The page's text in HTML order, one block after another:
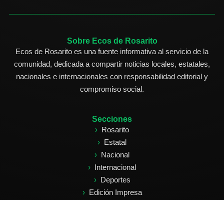
Sobre Ecos de Rosarito
Ecos de Rosarito es una fuente informativa al servicio de la
comunidad, dedicada a compartir noticias locales, estatales,
nacionales e internacionales con responsabilidad editorial y
compromiso social.
Secciones
Rosarito
Estatal
Nacional
Internacional
Deportes
Edición Impresa